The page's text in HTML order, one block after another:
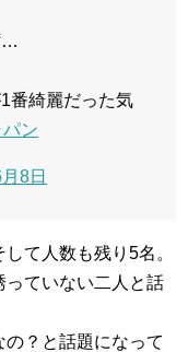
…
番綺麗だった気
ン
8日
て人数も残り5名。
っていない二人と話
？と話題になって